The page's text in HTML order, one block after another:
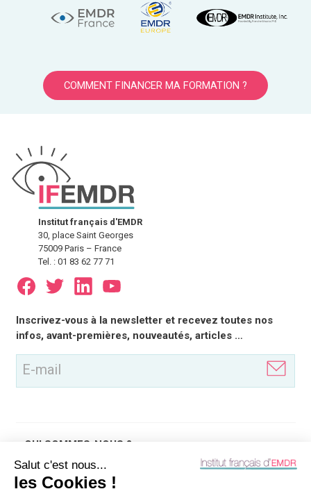
COMMENT FINANCER MA FORMATION ?
Institut français d'EMDR
30, place Saint Georges
75009 Paris – France
Tel. : 01 83 62 77 71
E-
mail
(Nécessaire)
Inscrivez-vous à la newsletter et recevez toutes nos
infos, avant-premières, nouveautés, articles …
QUI SOMMES-NOUS ?